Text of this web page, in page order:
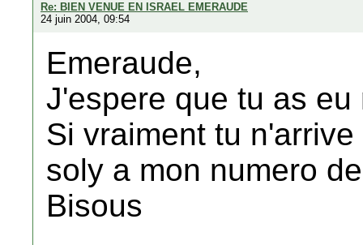
Re: BIEN VENUE EN ISRAEL EMERAUDE
24 juin 2004, 09:54
Emeraude,
J'espere que tu as
Si vraiment tu
soly a mon numero
Bisous